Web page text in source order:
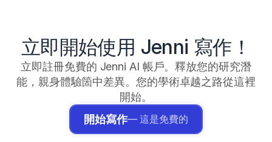
立即開始使用 Jenni 寫作！
立即註冊免費的 Jenni AI 帳戶。釋放您的研究潛
能，親身體驗箇中差異。您的學術卓越之路從這裡
開始。
開始寫作— 這是免費的